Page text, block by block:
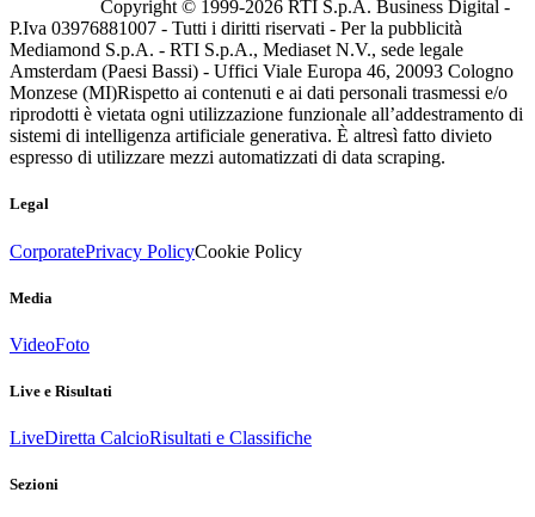
Copyright © 1999-2026 RTI S.p.A. Business Digital -
P.Iva 03976881007 - Tutti i diritti riservati - Per la pubblicità
Mediamond S.p.A. - RTI S.p.A., Mediaset N.V., sede legale
Amsterdam (Paesi Bassi) - Uffici Viale Europa 46, 20093 Cologno
Monzese (MI)Rispetto ai contenuti e ai dati personali trasmessi e/o
riprodotti è vietata ogni utilizzazione funzionale all’addestramento di
sistemi di intelligenza artificiale generativa. È altresì fatto divieto
espresso di utilizzare mezzi automatizzati di data scraping.
Legal
CorporatePrivacy PolicyCookie Policy
Media
VideoFoto
Live e Risultati
LiveDiretta CalcioRisultati e Classifiche
Sezioni